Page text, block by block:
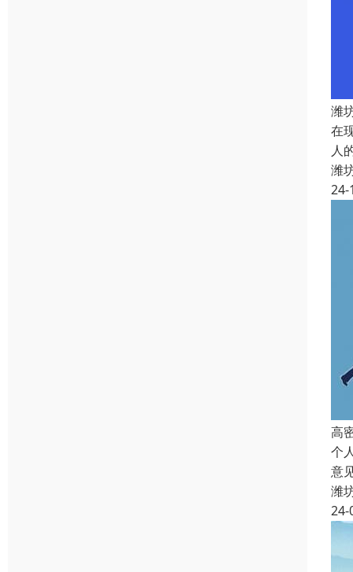
潍
在
人
潍
24-
高
个
意
潍
24-